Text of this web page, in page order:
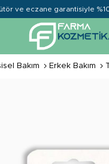
ve eczane garantisiyle
Bakım Erkek Bakım